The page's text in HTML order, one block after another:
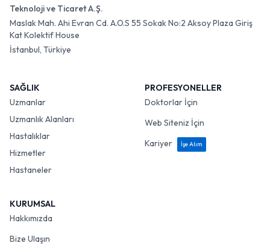
Teknoloji ve Ticaret A.Ş.
Maslak Mah. Ahi Evran Cd. A.O.S 55 Sokak No:2 Aksoy Plaza Giriş
Kat Kolektif House
İstanbul, Türkiye
SAĞLIK
Uzmanlar
Uzmanlık Alanları
Hastalıklar
Hizmetler
Hastaneler
PROFESYONELLER
Doktorlar İçin
Web Siteniz İçin
Kariyer
İşe Alım
KURUMSAL
Hakkımızda
Bize Ulaşın